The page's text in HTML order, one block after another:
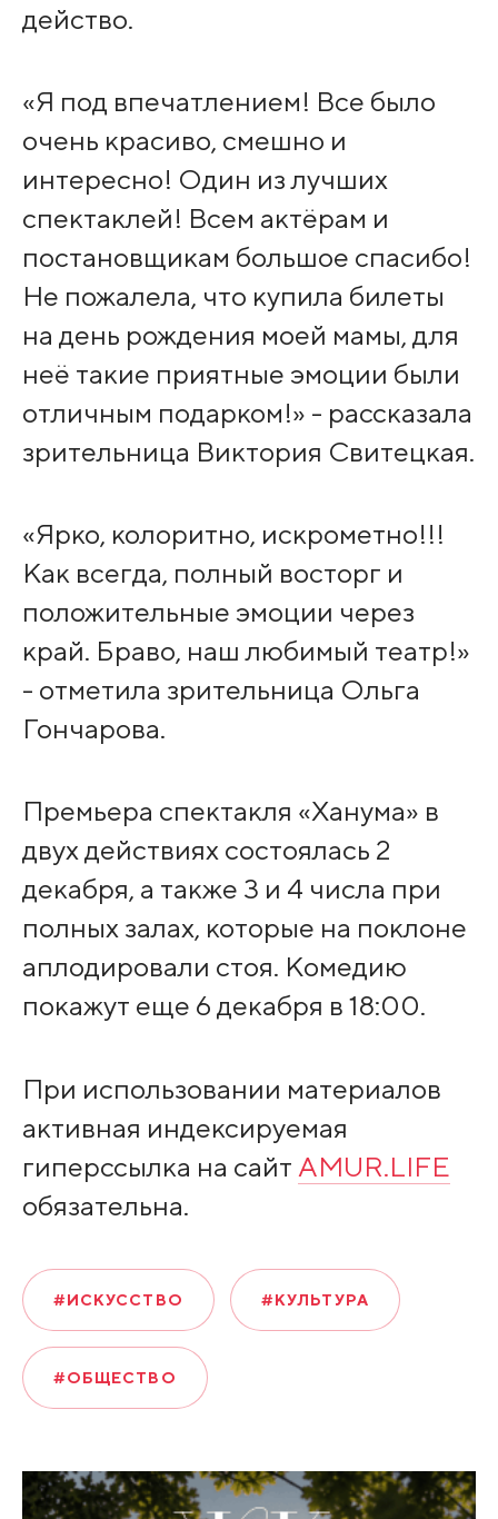
действо.
«Я под впечатлением! Все было
очень красиво, смешно и
интересно! Один из лучших
спектаклей! Всем актёрам и
постановщикам большое спасибо!
Не пожалела, что купила билеты
на день рождения моей мамы, для
неё такие приятные эмоции были
отличным подарком!» - рассказала
зрительница Виктория Свитецкая.
«Ярко, колоритно, искрометно!!!
Как всегда, полный восторг и
положительные эмоции через
край. Браво, наш любимый театр!»
- отметила зрительница Ольга
Гончарова.
Премьера спектакля «Ханума» в
двух действиях состоялась 2
декабря, а также 3 и 4 числа при
полных залах, которые на поклоне
аплодировали стоя. Комедию
покажут еще 6 декабря в 18:00.
При использовании материалов
активная индексируемая
гиперссылка на сайт AMUR.LIFE
обязательна.
#ИСКУССТВО #КУЛЬТУРА
#ОБЩЕСТВО